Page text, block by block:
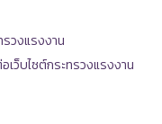
วงแรงงาน
ว็บไซต์กระทรวงแรงงาน